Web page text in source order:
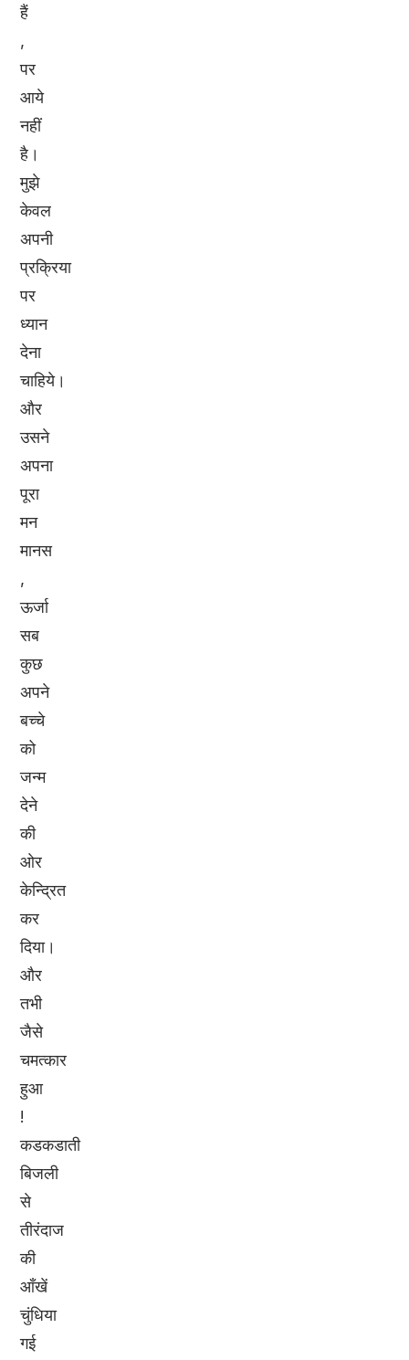
हैं
,
पर
आये
नहीं
है।
मुझे
केवल
अपनी
प्रक्रिया
पर
ध्यान
देना
चाहिये।
और
उसने
अपना
पूरा
मन
मानस
,
ऊर्जा
सब
कुछ
अपने
बच्चे
को
जन्म
देने
की
ओर
केन्दि्रत
कर
दिया।
और
तभी
जैसे
चमत्कार
हुआ
!
कडकडाती
बिजली
से
तीरंदाज
की
आँखें
चुंधिया
गई